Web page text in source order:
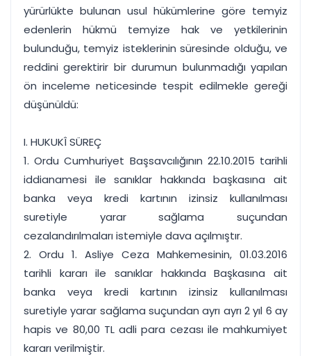
yürürlükte bulunan usul hükümlerine göre temyiz
edenlerin hükmü temyize hak ve yetkilerinin
bulunduğu, temyiz isteklerinin süresinde olduğu, ve
reddini gerektirir bir durumun bulunmadığı yapılan
ön inceleme neticesinde tespit edilmekle gereği
düşünüldü:
I. HUKUKÎ SÜREÇ
1. Ordu Cumhuriyet Başsavcılığının 22.10.2015 tarihli
iddianamesi ile sanıklar hakkında başkasına ait
banka veya kredi kartının izinsiz kullanılması
suretiyle yarar sağlama suçundan
cezalandırılmaları istemiyle dava açılmıştır.
2. Ordu 1. Asliye Ceza Mahkemesinin, 01.03.2016
tarihli kararı ile sanıklar hakkında Başkasına ait
banka veya kredi kartının izinsiz kullanılması
suretiyle yarar sağlama suçundan ayrı ayrı 2 yıl 6 ay
hapis ve 80,00 TL adli para cezası ile mahkumiyet
kararı verilmiştir.